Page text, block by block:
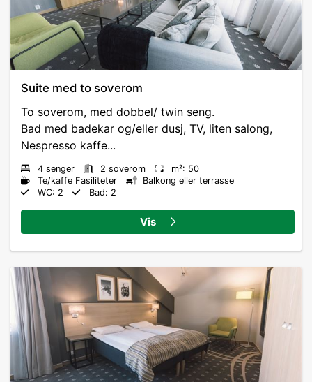
Suite med to soverom
To soverom, med dobbel/ twin seng.
Bad med badekar og/eller dusj, TV, liten salong,
Nespresso kaffe...
4 senger 2 soverom
m²: 50
Te/kaffe Fasiliteter
Balkong eller terrasse
WC: 2
Bad: 2
Vis